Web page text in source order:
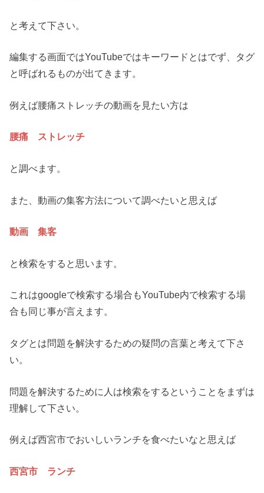
と考えて下さい。
編集する画面ではYouTubeではキーワードとはでず、タグ
と呼ばれるものが出てきます。
例えば腰痛ストレッチの動画を見たい方は
腰痛 ストレッチ
と調べます。
また、動画の集客方法について調べたいと思えば
動画 集客
と検索をすると思います。
これはgoogleで検索する場合もYouTube内で検索する場
合も同じ事が言えます。
タグとは問題を解決するための疑問の言葉と考えて下さ
い。
問題を解決するために人は検索をするということをまずは
理解して下さい。
例えば西宮市でおいしいランチを食べたいなと思えば
西宮市 ランチ